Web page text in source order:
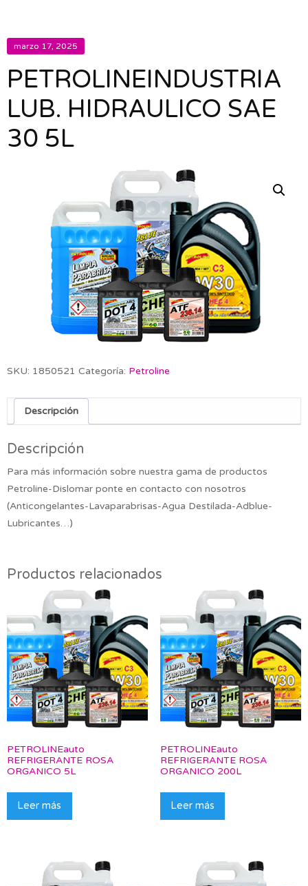
marzo 17, 2025
PETROLINEINDUSTRIA
LUB. HIDRAULICO SAE
30 5L
SKU: 1850521 Categoría: Petroline
Descripción
Descripción
Para más información sobre nuestra gama de productos
Petroline-Dislomar ponte en contacto con nosotros
(Anticongelantes-Lavaparabrisas-Agua Destilada-Adblue-
Lubricantes…)
Productos relacionados
PETROLINEauto
REFRIGERANTE ROSA
ORGANICO 5L
Leer más
PETROLINEauto
REFRIGERANTE ROSA
ORGANICO 200L
Leer más